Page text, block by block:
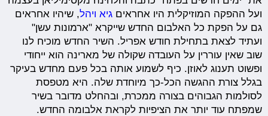
ועל ההפקה המוזיקלית היו אחראיםגיא ויהל, שיהיו אחראים
גם על הפקת כל האלבום החדש שייקרא "ארמונות עשן"
ועתיד לצאת בתחילת חודש אפריל. השיר החדש מוכיח לנו
שוב שאין עוררין על העובדה שקולה של מארינה הוא ייחודי
ופשוט תענוג לאוזן. כיף לשמוע אותה בכל פעם מחדש בעיקר
בגלל צורת ההגשה הכל-כך מיוחדת שלה. היא מטפסת
לסולמות הגבוהים בצורה ממכרת, ובהחלט מדובר בשיר
שמפתח עוד יותר את הציפיות לקראת אלבומה החדש.